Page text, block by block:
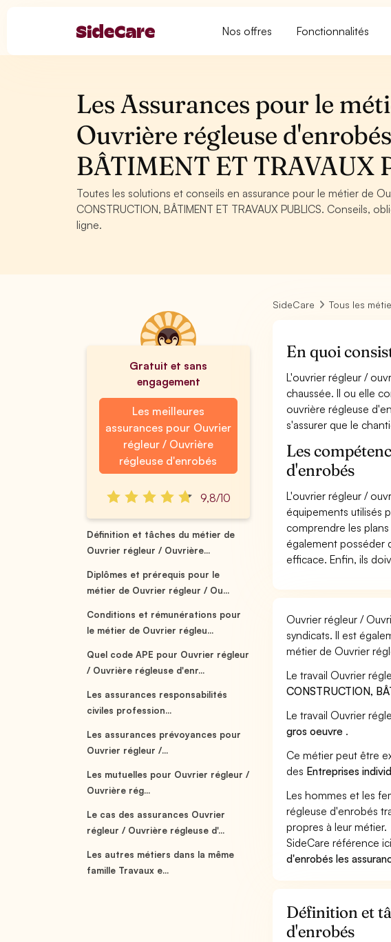
Nos offres Fonctionnalités
Les Assurances pour le
Ouvrière régleuse
BÂTIMENT ET TRAVAUX
Toutes les solutions et conseils en assurance pour le métier de
CONSTRUCTION, BÂTIMENT ET TRAVAUX PUBLICS. Conseils,
ligne.
Gratuit et sans
engagement
Les meilleures
assurances pour Ouvrier
régleur / Ouvrière
régleuse d'enrobés
9,8/10
Définition et tâches du métier de
Ouvrier régleur / Ouvrière...
Diplômes et prérequis pour le
métier de Ouvrier régleur / Ou...
Conditions et rémunérations pour
le métier de Ouvrier régleu...
Quel code APE pour Ouvrier régleur
/ Ouvrière régleuse d'enr...
Les assurances responsabilités
civiles profession...
Les assurances prévoyances pour
Ouvrier régleur /...
Les mutuelles pour Ouvrier régleur /
Ouvrière rég...
Le cas des assurances Ouvrier
régleur / Ouvrière régleuse d'...
Les autres métiers dans la même
famille Travaux e...
SideCare Tous les
En quoi
L'ouvrier régleur /
chaussée. Il ou elle
ouvrière régleuse
s'assurer que le
Les
d'enrobés
L'ouvrier régleur /
équipements utilisés
comprendre les
également posséder
efficace. Enfin, ils
Ouvrier régleur /
syndicats. Il est
métier de Ouvrier
Le travail Ouvrier
CONSTRUCTION,
Le travail Ouvrier
gros oeuvre .
Ce métier peut être
des Entreprises
Les hommes et les
régleuse d'enrobés
propres à leur métier.
SideCare référence
d'enrobés les
Définition et
d'enrobés